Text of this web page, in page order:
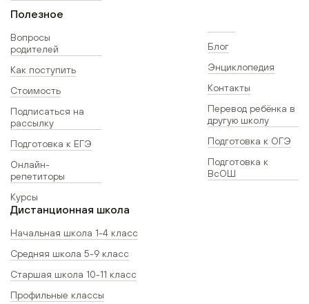
Полезное
Вопросы
родителей
Как поступить
Стоимость
Подписаться на
рассылку
Подготовка к ЕГЭ
Онлайн-
репетиторы
Курсы
Блог
Энциклопедия
Контакты
Перевод ребёнка в
другую школу
Подготовка к ОГЭ
Подготовка к
ВсОШ
Дистанционная школа
Начальная школа 1-4 класс
Средняя школа 5-9 класс
Старшая школа 10-11 класс
Профильные классы